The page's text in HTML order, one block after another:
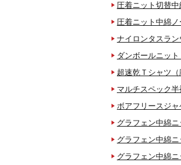
圧着ニット切替
圧着ニット中綿
ナイロンタスラ
ダンボールニッ
超速乾Ｔシャツ
マルチスペック
ボアフリースジ
グラフェン中綿
グラフェン中綿
グラフェン中綿